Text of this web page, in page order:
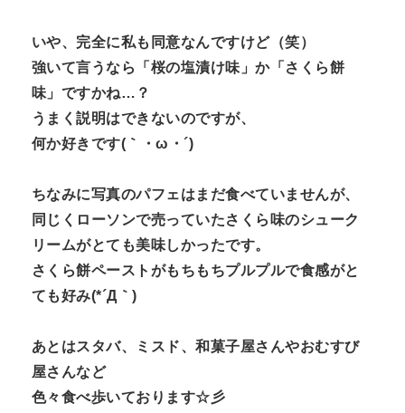
いや、完全に私も同意なんですけど（笑）
強いて言うなら「桜の塩漬け味」か「さくら餅
味」ですかね…？
うまく説明はできないのですが、
何か好きです(｀・ω・´)
ちなみに写真のパフェはまだ食べていませんが、
同じくローソンで売っていたさくら味のシューク
リームがとても美味しかったです。
さくら餅ペーストがもちもちプルプルで食感がと
ても好み(*´Д｀)
あとはスタバ、ミスド、和菓子屋さんやおむすび
屋さんなど
色々食べ歩いております☆彡